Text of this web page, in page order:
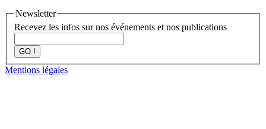
Newsletter
Recevez les infos sur nos événements et nos publications
GO !
Mentions légales